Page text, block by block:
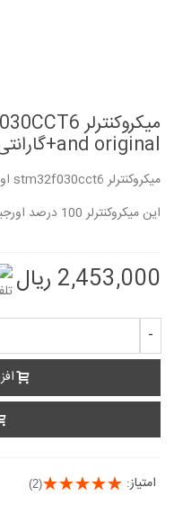
and original+گارانتی
میکروکنترلر stm32f030cct6 اورجینال
این میکروکنترلر 100 درصد اورجینال و دارای گارنتی می باشد
2,453,000 ریال
-
امتیاز: (2)